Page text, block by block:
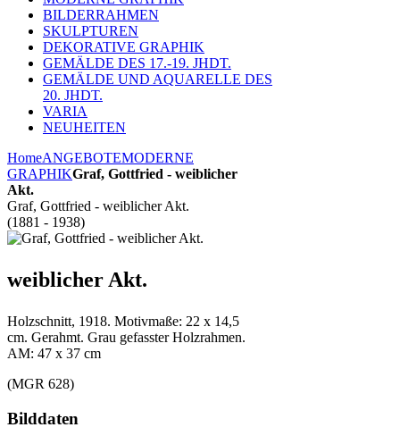
BILDERRAHMEN
SKULPTUREN
DEKORATIVE GRAPHIK
GEMÄLDE DES 17.-19. JHDT.
GEMÄLDE UND AQUARELLE DES
20. JHDT.
VARIA
NEUHEITEN
HomeANGEBOTEMODERNE
GRAPHIKGraf, Gottfried - weiblicher
Akt.
Graf, Gottfried - weiblicher Akt.
(1881 - 1938)
weiblicher Akt.
Holzschnitt, 1918. Motivmaße: 22 x 14,5
cm. Gerahmt. Grau gefasster Holzrahmen.
AM: 47 x 37 cm
(MGR 628)
Bilddaten